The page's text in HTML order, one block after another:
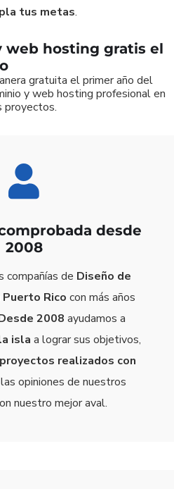
tus metas.
web hosting gratis el
gratuita el primer año del
y web hosting profesional en
proyectos.
desde
2008
compañías de Diseño de
Rico con más años
2008 ayudamos a
isla a lograr sus objetivos,
realizados con
opiniones de nuestros
nuestro mejor aval.